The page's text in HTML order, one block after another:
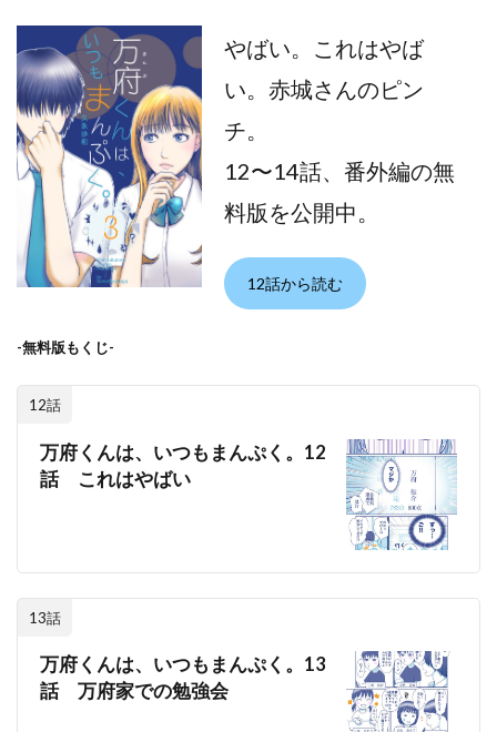
やばい。これはやば
い。赤城さんのピン
チ。
12〜14話、番外編の無
料版を公開中。
12話から読む
-無料版もくじ-
12話
万府くんは、いつもまんぷく。12
話 これはやばい
13話
万府くんは、いつもまんぷく。13
話 万府家での勉強会